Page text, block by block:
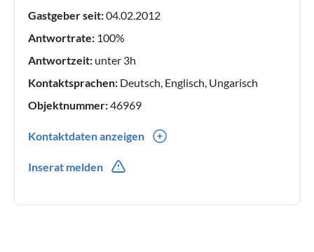
Gastgeber seit:04.02.2012
Antwortrate: 100%
Antwortzeit: unter 3h
Kontaktsprachen: Deutsch, Englisch, Ungarisch
Objektnummer:46969
Kontaktdaten anzeigen
Inserat melden